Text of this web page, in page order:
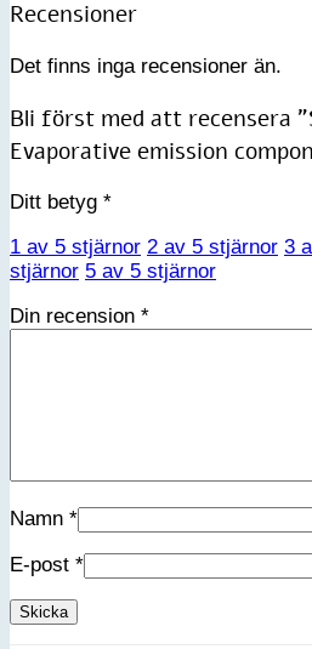
Recensioner
Det finns inga recensioner än.
Bli först med att recensera
Evaporative emission
Ditt betyg *
1 av 5 stjärnor 2 av 5 stjärnor 3
stjärnor 5 av 5 stjärnor
Din recension *
Namn *
E-post *